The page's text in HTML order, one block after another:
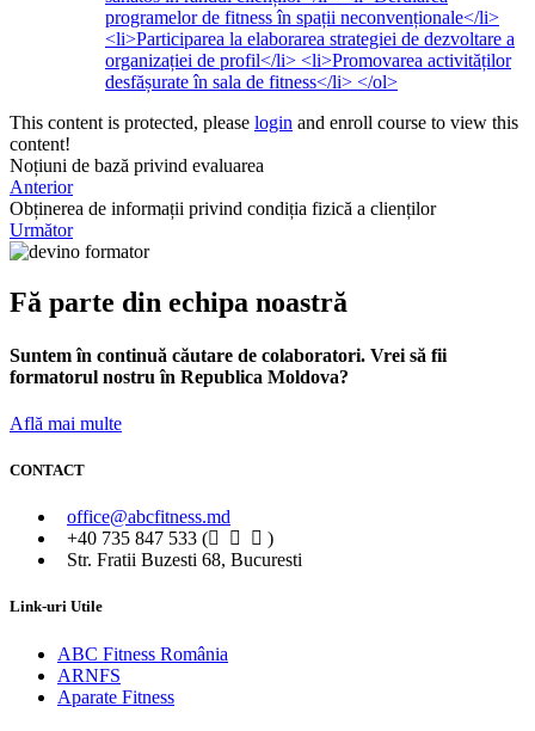
programelor de fitness în spații neconvenționale</li>
<li>Participarea la elaborarea strategiei de dezvoltare a
organizației de profil</li> <li>Promovarea activităților
desfășurate în sala de fitness</li> </ol>
This content is protected, please login and enroll course to view this
content!
Noțiuni de bază privind evaluarea
Anterior
Obținerea de informații privind condiția fizică a clienților
Următor
Fă parte din echipa noastră
Suntem în continuă căutare de colaboratori. Vrei să fii
formatorul nostru în Republica Moldova?
Află mai multe
CONTACT
office@abcfitness.md
+40 735 847 533 (
)
Str. Fratii Buzesti 68, Bucuresti
Link-uri Utile
ABC Fitness România
ARNFS
Aparate Fitness